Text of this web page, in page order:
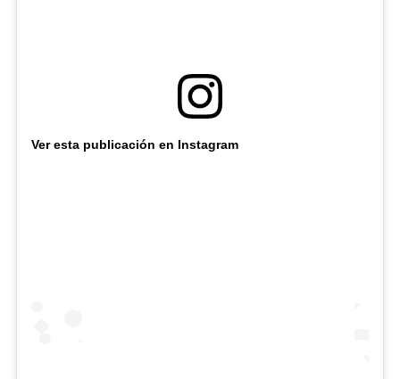
Ver esta publicación en Instagram